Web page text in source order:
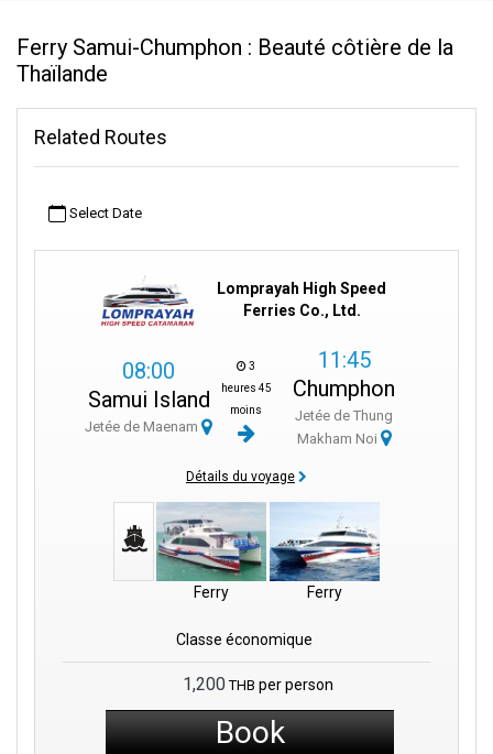
Ferry Samui-Chumphon : Beauté côtière de la
Thaïlande
Related Routes
Select Date
Lomprayah High Speed
Ferries Co., Ltd.
08:00
Samui Island
Jetée de Maenam
3
heures 45
moins
11:45
Chumphon
Jetée de Thung
Makham Noi
Détails du voyage
Ferry Ferry
Classe économique
1,200 THB per person
Book